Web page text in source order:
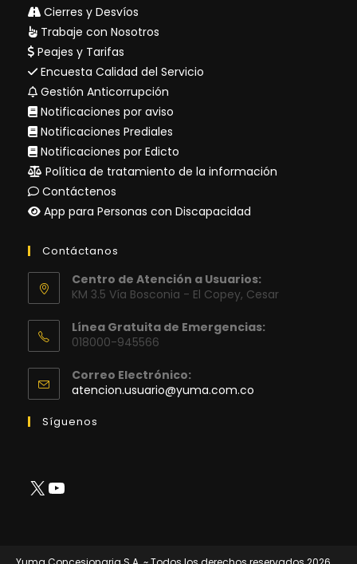
Cierres y Desvíos
Trabaje con Nosotros
Peajes y Tarifas
Encuesta Calidad del Servicio
Gestión Anticorrupción
Notificaciones por aviso
Notificaciones Prediales
Notificaciones por Edicto
Política de tratamiento de la información
Contáctenos
App para Personas con Discapacidad
Contáctanos
Centro de Atención a Usuarios:
KM 3.5 Vía Bosconia - El Copey, Cesar
Línea Gratuita de Emergencias:
018000-945566
Correo Electrónico:
atencion.usuario@yuma.com.co
Síguenos
X YouTube